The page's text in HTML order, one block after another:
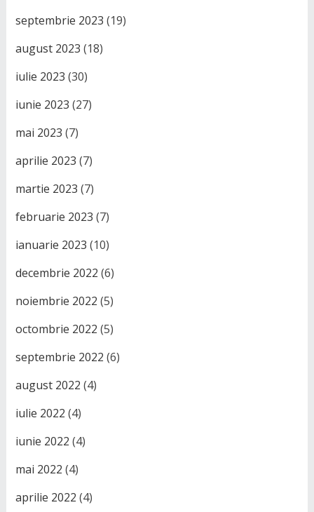
septembrie 2023 (19)
august 2023 (18)
iulie 2023 (30)
iunie 2023 (27)
mai 2023 (7)
aprilie 2023 (7)
martie 2023 (7)
februarie 2023 (7)
ianuarie 2023 (10)
decembrie 2022 (6)
noiembrie 2022 (5)
octombrie 2022 (5)
septembrie 2022 (6)
august 2022 (4)
iulie 2022 (4)
iunie 2022 (4)
mai 2022 (4)
aprilie 2022 (4)